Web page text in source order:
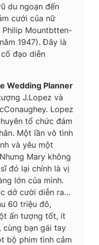
du ngoạn đến
cưới của nữ
Philip Mountbtten-
1947). Đây là
đạo diễn
Wedding Planner
J.Lopez và
Lopez
tổ chức đám
Một lần vô tình
và yêu một
Mary không
đó lại chính là vị
lớn của mình.
dở cười diễn ra…
60 triệu đô,
ấn tượng tốt, ít
cùng bạn gái tay
bộ phim tình cảm